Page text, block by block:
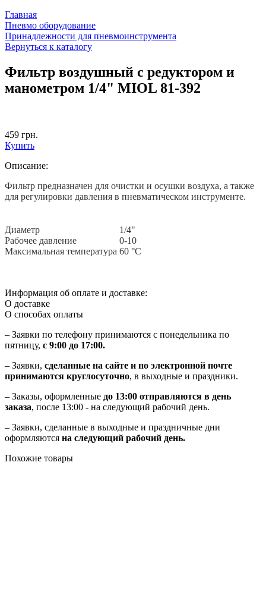
Главная
Пневмо оборудование
Принадлежности для пневмоинструмента
Вернуться к каталогу
Фильтр воздушный с редуктором и
манометром 1/4" MIOL 81-392
459 грн.
Купить
Описание:
Фильтр предназначен для очистки и осушки воздуха, а также
для регулировки давления в пневматическом инструменте.
Диаметр
1/4"
Рабочее давление
0-10
Максимальная температура 60 °С
Информация об оплате и доставке:
О доставке
О способах оплаты
– Заявки по телефону принимаются с понедельника по
пятницу, с 9:00 до 17:00.
– Заявки, сделанные на сайте и по электронной почте
принимаются круглосуточно, в выходные и праздники.
– Заказы, оформленные до 13:00 отправляются в день
заказа, после 13:00 - на следующий рабочий день.
– Заявки, сделанные в выходные и праздничные дни
оформляются на следующий рабочий день.
Похожие товары